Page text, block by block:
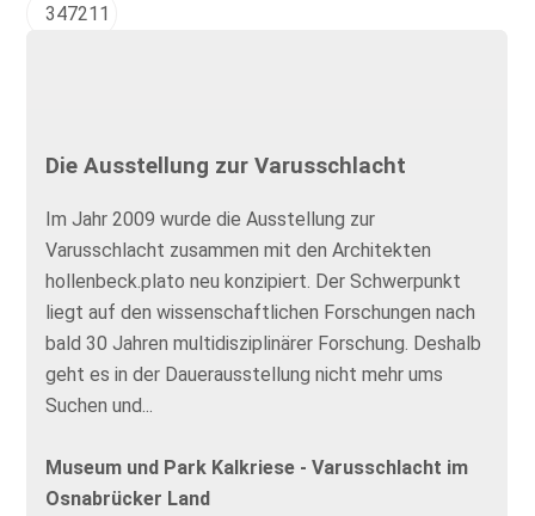
347211
Die Ausstellung zur Varusschlacht
Im Jahr 2009 wurde die Ausstellung zur
Varusschlacht zusammen mit den Architekten
hollenbeck.plato neu konzipiert. Der Schwerpunkt
liegt auf den wissenschaftlichen Forschungen nach
bald 30 Jahren multidisziplinärer Forschung. Deshalb
geht es in der Dauerausstellung nicht mehr ums
Suchen und...
Museum und Park Kalkriese - Varusschlacht im
Osnabrücker Land